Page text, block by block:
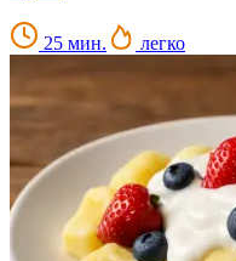
25 мин. легко